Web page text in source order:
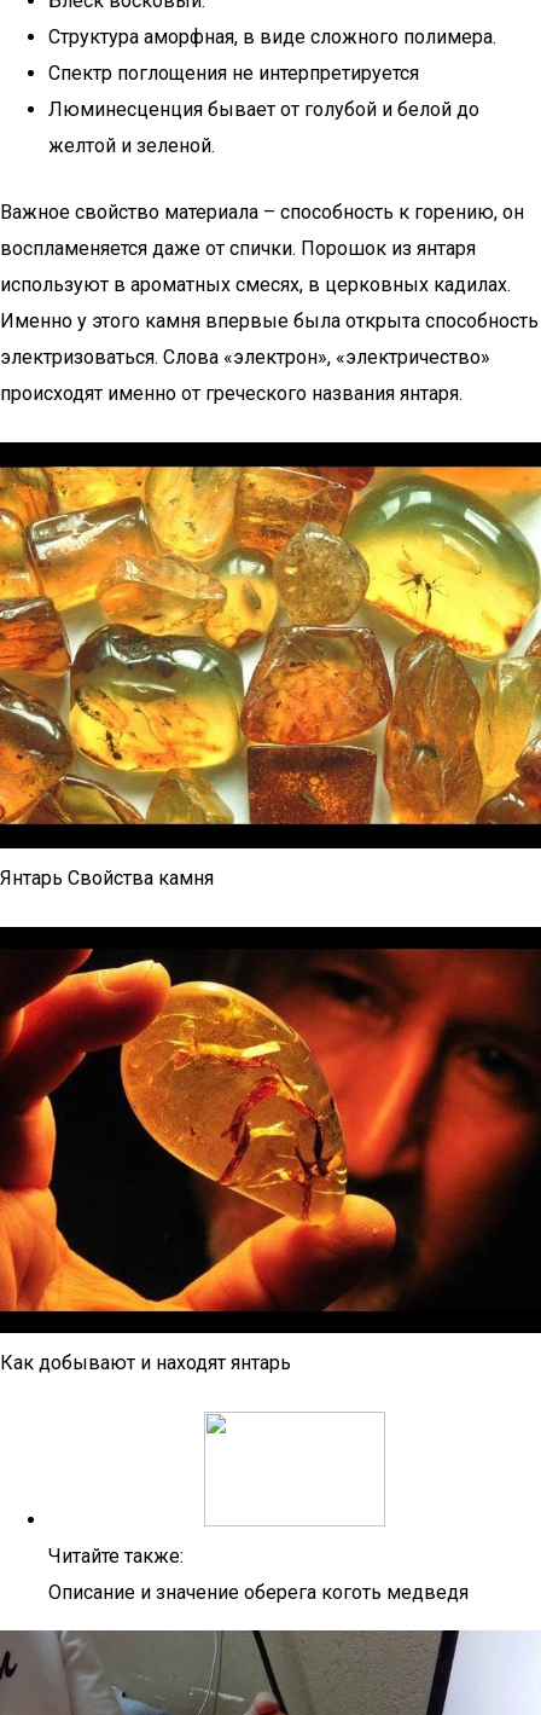
Структура аморфная, в виде сложного полимера.
Спектр поглощения не интерпретируется
Люминесценция бывает от голубой и белой до
желтой и зеленой.
Важное свойство материала – способность к горению, он
воспламеняется даже от спички. Порошок из янтаря
используют в ароматных смесях, в церковных кадилах.
Именно у этого камня впервые была открыта способность
электризоваться. Слова «электрон», «электричество»
происходят именно от греческого названия янтаря.
Янтарь Свойства камня
Как добывают и находят янтарь
Читайте также:
Описание и значение оберега коготь медведя